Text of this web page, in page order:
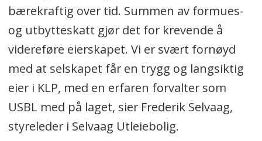
bærekraftig over tid. Summen av formues-
og utbytteskatt gjør det for krevende å
videreføre eierskapet. Vi er svært fornøyd
med at selskapet får en trygg og langsiktig
eier i KLP, med en erfaren forvalter som
USBL med på laget, sier Frederik Selvaag,
styreleder i Selvaag Utleiebolig.